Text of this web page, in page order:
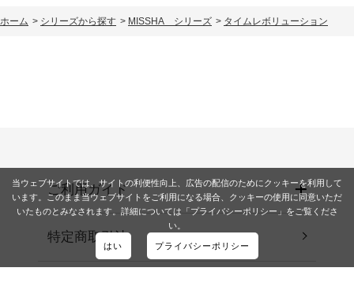
当ウェブサイトでは、サイトの利便性向上、広告の配信のためにクッキーを利用して
います。このまま当ウェブサイトをご利用になる場合、クッキーの使用に同意いただ
いたものとみなされます。詳細については「プライバシーポリシー」をご覧くださ
い。
はい プライバシーポリシー
ホーム > シリーズから探す > MISSHA シリーズ > タイムレボリューション
ご利用ガイド
特定商取引法